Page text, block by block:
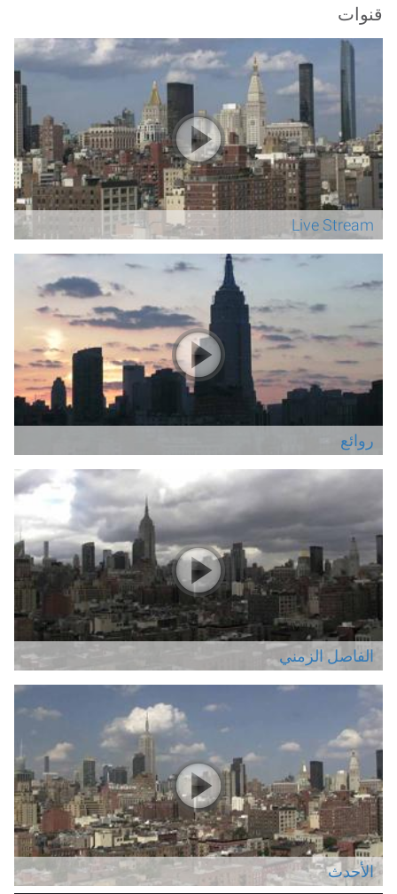
قنوات
Live Stream
روائع
الفاصل الزمني
الأحدث